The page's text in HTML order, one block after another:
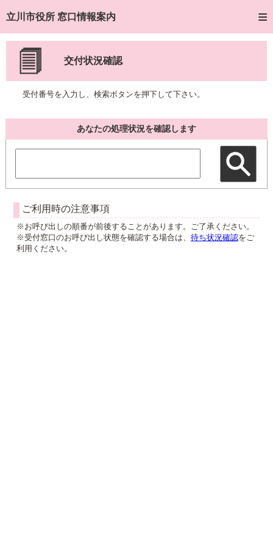
立川市役所 窓口情報案内
トップページへ
ご利用方法
窓口混雑状況
待ち状況確認
混雑予想カレンダー
交付状況確認
受付番号を入力し、検索ボタンを押下して下さい。
あなたの処理状況を確認します
ご利用時の注意事項
※お呼び出しの順番が前後することがあります。ご了承ください。
※受付窓口のお呼び出し状態を確認する場合は、 待ち状況確認をご
利用ください。